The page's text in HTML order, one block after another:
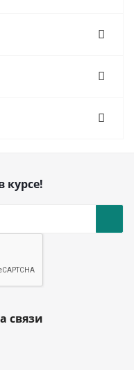
курсе!
связи